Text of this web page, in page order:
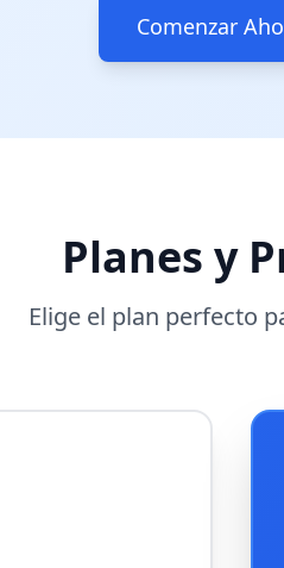
Comenzar
Planes y
Elige el plan perfecto